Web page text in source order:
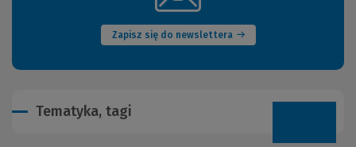
Zapisz się do newslettera
okno)
Tematyka, tagi